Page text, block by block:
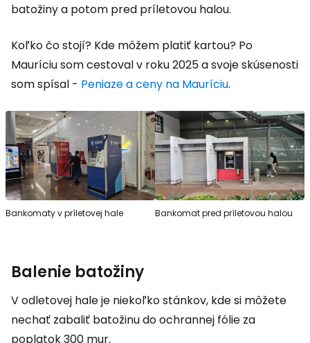
batožiny a potom pred príletovou halou.
Koľko čo stojí? Kde môžem platiť kartou? Po
Mauríciu som cestoval v roku 2025 a svoje skúsenosti
som spísal - Peniaze a ceny na Mauríciu.
Bankomaty v príletovej hale Bankomat pred príletovou halou
Balenie batožiny
V odletovej hale je niekoľko stánkov, kde si môžete
nechať zabaliť batožinu do ochrannej fólie za
poplatok300 mur.